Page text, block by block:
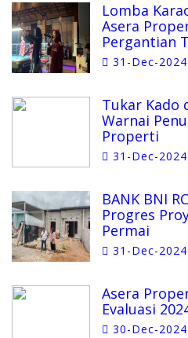
Lomba
Asera
Pergantian
31-Dec-2024
Tukar Kado
Warnai
Properti
31-Dec-2024
BANK BNI
Progres
Permai
31-Dec-2024
Asera
Evaluasi
30-Dec-2024